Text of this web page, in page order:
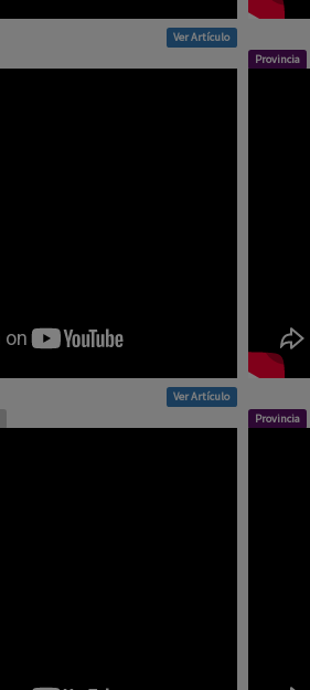
Ver Artículo
Ver Artículo
Provincia
Provincia